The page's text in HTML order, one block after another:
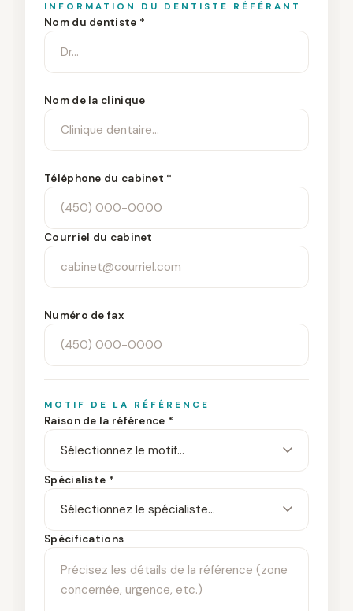
INFORMATION DU DENTISTE RÉFÉRANT
Nom du dentiste *
Nom de la clinique
Téléphone du cabinet *
Courriel du cabinet
Numéro de fax
MOTIF DE LA RÉFÉRENCE
Raison de la référence *
Spécialiste *
Spécifications